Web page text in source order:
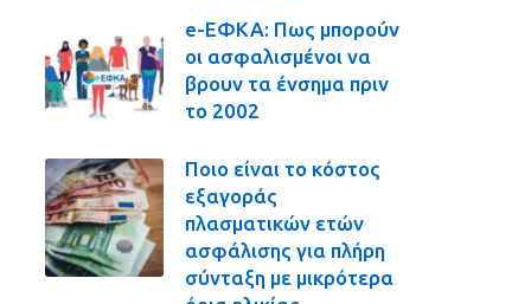
e-ΕΦΚΑ: Πως μπορούν
οι ασφαλισμένοι να
βρουν τα ένσημα πριν
το 2002
Ποιο είναι το κόστος
εξαγοράς
πλασματικών ετών
ασφάλισης για πλήρη
σύνταξη με μικρότερα